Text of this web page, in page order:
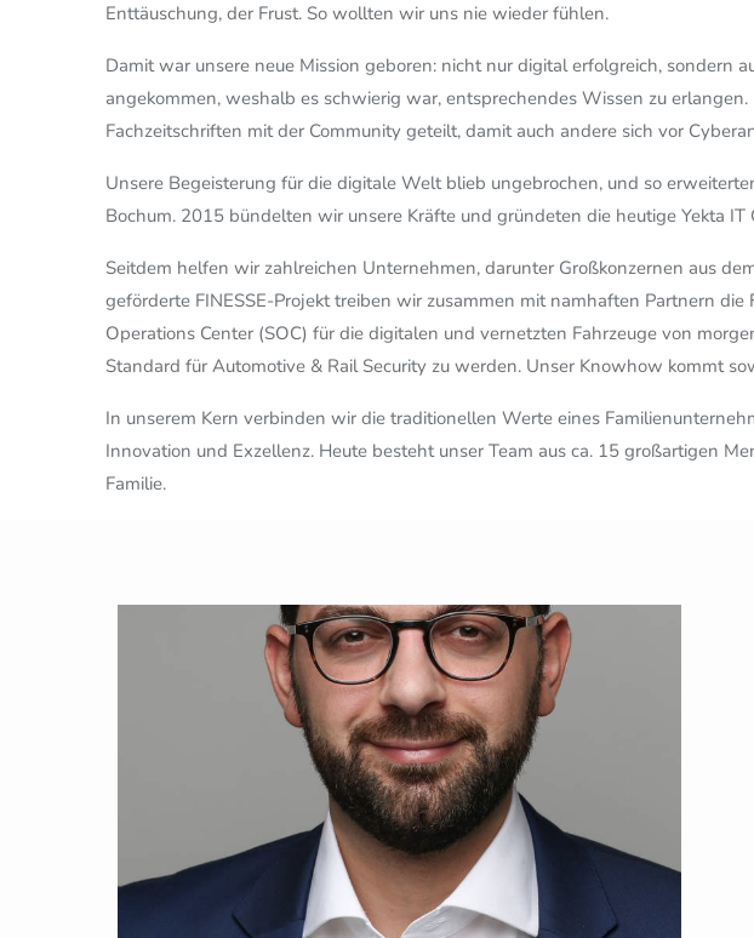
Enttäuschung, der Frust. So wollten wir uns nie wieder fühlen.
Damit war unsere neue Mission geboren: nicht nur digital erfolgreich, sondern
angekommen, weshalb es schwierig war, entsprechendes Wissen zu
Fachzeitschriften mit der Community geteilt, damit auch andere sich vor
Unsere Begeisterung für die digitale Welt blieb ungebrochen, und so
Bochum. 2015 bündelten wir unsere Kräfte und gründeten die heutige Yekta IT
Seitdem helfen wir zahlreichen Unternehmen, darunter Großkonzernen aus
geförderte FINESSE-Projekt treiben wir zusammen mit namhaften Partnern
Operations Center (SOC) für die digitalen und vernetzten Fahrzeuge von
Standard für Automotive & Rail Security zu werden. Unser Knowhow kommt
In unserem Kern verbinden wir die traditionellen Werte eines
Innovation und Exzellenz. Heute besteht unser Team aus ca. 15 großartigen
Familie.